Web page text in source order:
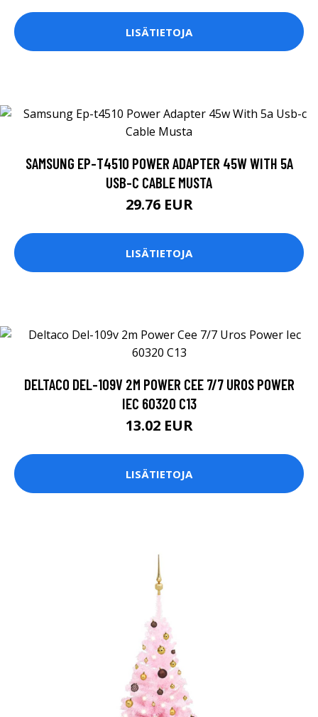
LISÄTIETOJA
SAMSUNG EP-T4510 POWER ADAPTER 45W WITH 5A
USB-C CABLE MUSTA
29.76 EUR
LISÄTIETOJA
DELTACO DEL-109V 2M POWER CEE 7/7 UROS POWER
IEC 60320 C13
13.02 EUR
LISÄTIETOJA